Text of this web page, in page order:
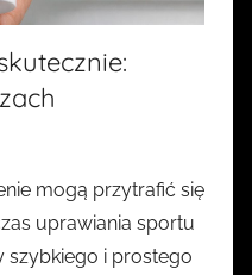
mogą przytrafić się
uprawiania sportu
szybkiego i prostego